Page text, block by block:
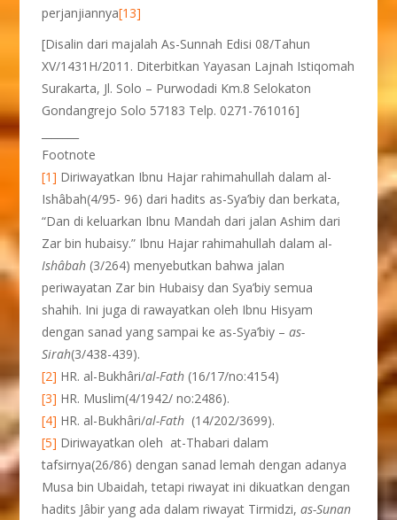
perjanjiannya[13]
[Disalin dari majalah As-Sunnah Edisi 08/Tahun
XV/1431H/2011. Diterbitkan Yayasan Lajnah Istiqomah
Surakarta, Jl. Solo – Purwodadi Km.8 Selokaton
Gondangrejo Solo 57183 Telp. 0271-761016]
Footnote
[1] Diriwayatkan Ibnu Hajar rahimahullah dalam al-
Ishâbah(4/95- 96) dari hadits as-Sya’biy dan berkata,
“Dan di keluarkan Ibnu Mandah dari jalan Ashim dari
Zar bin hubaisy.” Ibnu Hajar rahimahullah dalam al-
Ishâbah (3/264) menyebutkan bahwa jalan
periwayatan Zar bin Hubaisy dan Sya’biy semua
shahih. Ini juga di rawayatkan oleh Ibnu Hisyam
dengan sanad yang sampai ke as-Sya’biy –as-
Sirah(3/438-439).
[2] HR. al-Bukhâri/al-Fath (16/17/no:4154)
[3] HR. Muslim(4/1942/ no:2486).
[4] HR. al-Bukhâri/al-Fath (14/202/3699).
[5] Diriwayatkan oleh at-Thabari dalam
tafsirnya(26/86) dengan sanad lemah dengan adanya
Musa bin Ubaidah, tetapi riwayat ini dikuatkan dengan
hadits Jâbir yang ada dalam riwayat Tirmidzi,as-Sunan